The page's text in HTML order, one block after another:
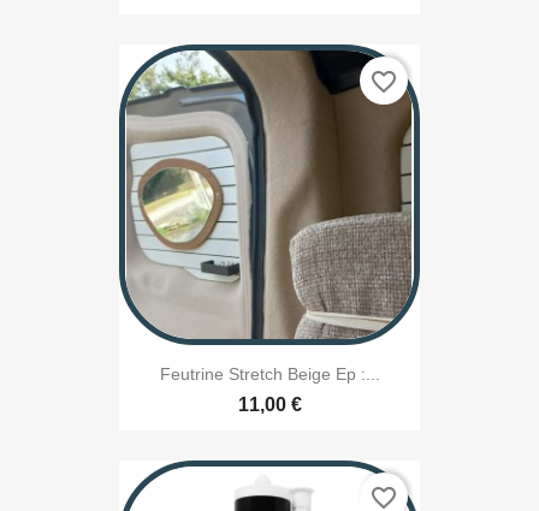
Feutrine Stretch Beige Ep :...
11,00 €
favorite_border
favorite_border